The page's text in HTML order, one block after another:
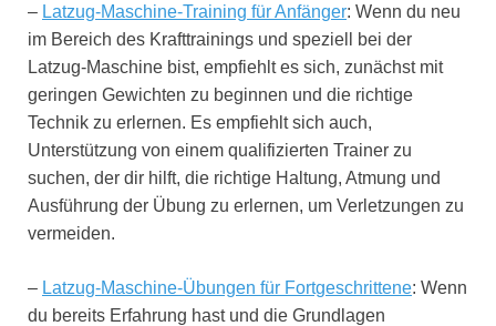
– Latzug-Maschine-Training für Anfänger: Wenn du neu
im Bereich des Krafttrainings und speziell bei der
Latzug-Maschine bist, empfiehlt es sich, zunächst mit
geringen Gewichten zu beginnen und die richtige
Technik zu erlernen. Es empfiehlt sich auch,
Unterstützung von einem qualifizierten Trainer zu
suchen, der dir hilft, die richtige Haltung, Atmung und
Ausführung der Übung zu erlernen, um Verletzungen zu
vermeiden.
– Latzug-Maschine-Übungen für Fortgeschrittene: Wenn
du bereits Erfahrung hast und die Grundlagen